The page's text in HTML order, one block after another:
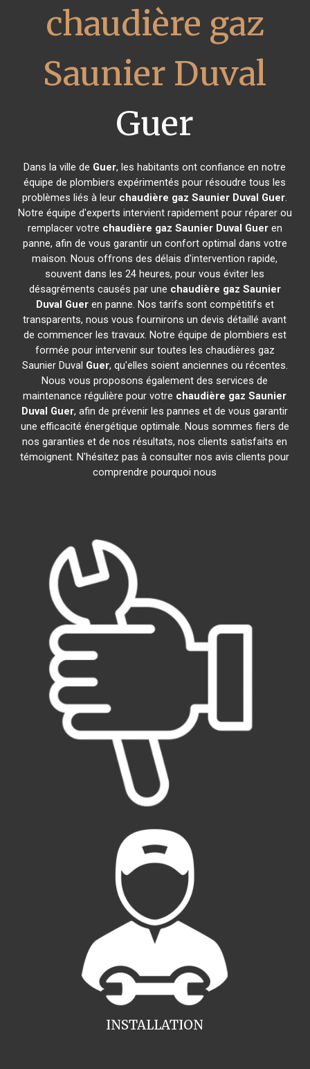
chaudière gaz
Saunier Duval
Guer
Dans la ville de Guer, les habitants ont confiance en notre
équipe de plombiers expérimentés pour résoudre tous les
problèmes liés à leur chaudière gaz Saunier Duval Guer.
Notre équipe d'experts intervient rapidement pour réparer ou
remplacer votre chaudière gaz Saunier Duval Gueren
panne, afin de vous garantir un confort optimal dans votre
maison. Nous offrons des délais d'intervention rapide,
souvent dans les 24 heures, pour vous éviter les
désagréments causés par une chaudière gaz Saunier
Duval Gueren panne. Nos tarifs sont compétitifs et
transparents, nous vous fournirons un devis détaillé avant
de commencer les travaux. Notre équipe de plombiers est
formée pour intervenir sur toutes les chaudières gaz
Saunier Duval Guer, qu'elles soient anciennes ou récentes.
Nous vous proposons également des services de
maintenance régulière pour votre chaudière gaz Saunier
Duval Guer, afin de prévenir les pannes et de vous garantir
une efficacité énergétique optimale. Nous sommes fiers de
nos garanties et de nos résultats, nos clients satisfaits en
témoignent. N'hésitez pas à consulter nos avis clients pour
comprendre pourquoi nous
INSTALLATION